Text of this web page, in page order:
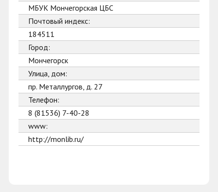
МБУК Мончегорская ЦБС
Почтовый индекс:
184511
Город:
Мончегорск
Улица, дом:
пр. Металлургов, д. 27
Телефон:
8 (81536) 7-40-28
www:
http://monlib.ru/